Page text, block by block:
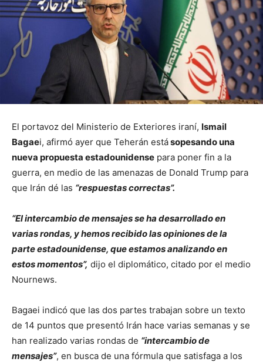
El portavoz del Ministerio de Exteriores iraní, Ismail
Bagaei, afirmó ayer que Teherán estásopesando una
nueva propuesta estadounidense para poner fin a la
guerra, en medio de las amenazas de Donald Trump para
que Irán dé las “respuestas correctas”.
“El intercambio de mensajes se ha desarrollado en
varias rondas, y hemos recibido las opiniones de la
parte estadounidense, que estamos analizando en
estos momentos”, dijo el diplomático, citado por el medio
Nournews.
Bagaei indicó que las dos partes trabajan sobre un texto
de 14 puntos que presentó Irán hace varias semanas y se
han realizado varias rondas de “intercambio de
mensajes”, en busca de una fórmula que satisfaga a los